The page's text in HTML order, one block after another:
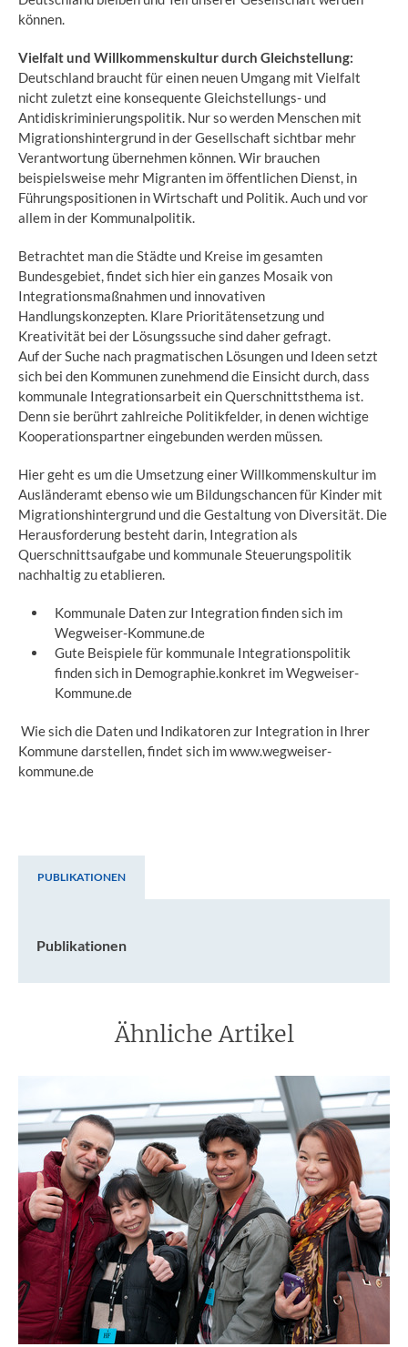
können.
Vielfalt und Willkommenskultur durch Gleichstellung:
Deutschland braucht für einen neuen Umgang mit Vielfalt
nicht zuletzt eine konsequente Gleichstellungs- und
Antidiskriminierungspolitik. Nur so werden Menschen mit
Migrationshintergrund in der Gesellschaft sichtbar mehr
Verantwortung übernehmen können. Wir brauchen
beispielsweise mehr Migranten im öffentlichen Dienst, in
Führungspositionen in Wirtschaft und Politik. Auch und vor
allem in der Kommunalpolitik.
Betrachtet man die Städte und Kreise im gesamten
Bundesgebiet, findet sich hier ein ganzes Mosaik von
Integrationsmaßnahmen und innovativen
Handlungskonzepten. Klare Prioritätensetzung und
Kreativität bei der Lösungssuche sind daher gefragt.
Auf der Suche nach pragmatischen Lösungen und Ideen setzt
sich bei den Kommunen zunehmend die Einsicht durch, dass
kommunale Integrationsarbeit ein Querschnittsthema ist.
Denn sie berührt zahlreiche Politikfelder, in denen wichtige
Kooperationspartner eingebunden werden müssen.
Hier geht es um die Umsetzung einer Willkommenskultur im
Ausländeramt ebenso wie um Bildungschancen für Kinder mit
Migrationshintergrund und die Gestaltung von Diversität. Die
Herausforderung besteht darin, Integration als
Querschnittsaufgabe und kommunale Steuerungspolitik
nachhaltig zu etablieren.
Kommunale Daten zur Integration finden sich im
Wegweiser-Kommune.de
Gute Beispiele für kommunale Integrationspolitik
finden sich in Demographie.konkret im Wegweiser-
Kommune.de
Wie sich die Daten und Indikatoren zur Integration in Ihrer
Kommune darstellen, findet sich imwww.wegweiser-
kommune.de
PUBLIKATIONEN
Publikationen
Ähnliche Artikel